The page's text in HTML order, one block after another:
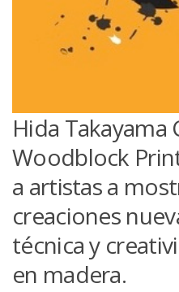
Hida
Woodblock
a artistas a
creaciones
técnica y
en madera.